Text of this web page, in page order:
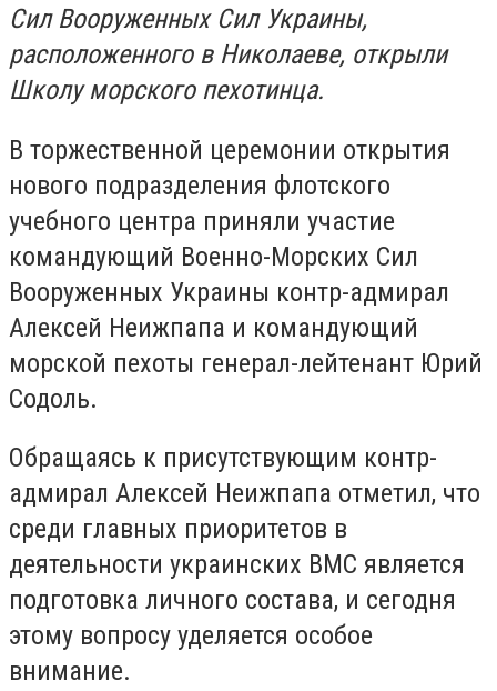
Сил Вооруженных Сил Украины,
расположенного в Николаеве, открыли
Школу морского пехотинца.
В торжественной церемонии открытия
нового подразделения флотского
учебного центра приняли участие
командующий Военно-Морских Сил
Вооруженных Украины контр-адмирал
Алексей Неижпапа и командующий
морской пехоты генерал-лейтенант Юрий
Содоль.
Обращаясь к присутствующим контр-
адмирал Алексей Неижпапа отметил, что
среди главных приоритетов в
деятельности украинских ВМС является
подготовка личного состава, и сегодня
этому вопросу уделяется особое
внимание.